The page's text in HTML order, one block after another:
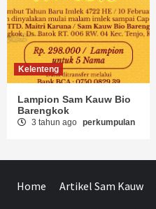
Kelenteng
Lampion Sam Kauw Bio
Barengkok
3 tahun ago perkumpulan
Home Artikel Sam Kauw